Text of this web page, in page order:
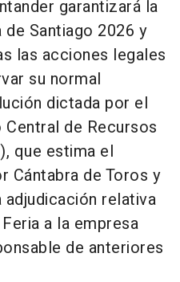
garantizará la
Santiago 2026 y
las acciones legales
su normal
dictada por el
de Recursos
que estima el
Cántabra de Toros y
relativa
a la empresa
de anteriores